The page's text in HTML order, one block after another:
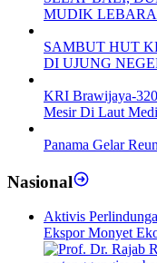
MUDIK
SAMBUT HUT
DI UJUNG
KRI Brawijaya-
Mesir Di Laut
Panama Gelar
Nasional
Aktivis
Ekspor Monyet